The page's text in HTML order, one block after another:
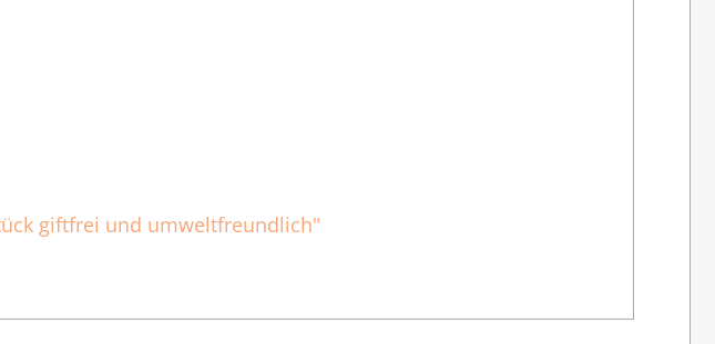
giftfrei und umweltfreundlich"